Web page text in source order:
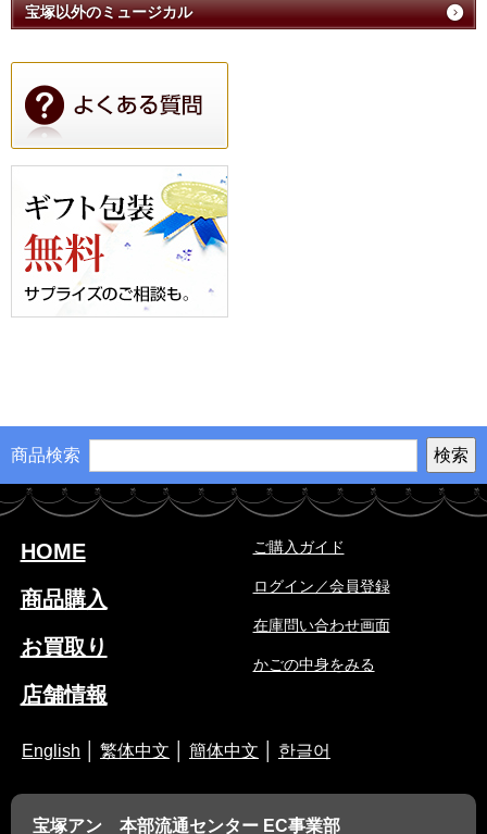
宝塚以外のミュージカル
商品検索
HOME
商品購入
お買取り
店舗情報
ご購入ガイド
ログイン／会員登録
在庫問い合わせ画面
かごの中身をみる
English 繁体中文 簡体中文 한글어
宝塚アン 本部流通センター EC事業部